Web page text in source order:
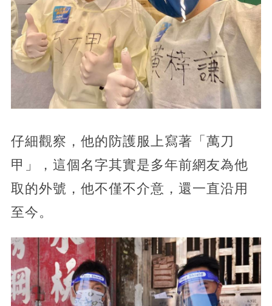
仔細觀察，他的防護服上寫著「萬刀
甲」，這個名字其實是多年前網友為他
取的外號，他不僅不介意，還一直沿用
至今。